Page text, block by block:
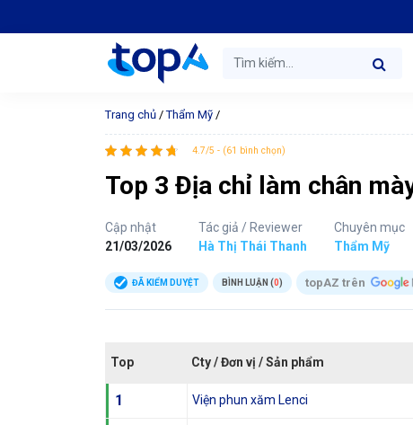
Trang chủ /Thẩm Mỹ /
4.7/5 - (61 bình chọn)
Top 3 Địa chỉ làm chân
Cập nhật
21/03/2026
Tác giả / Reviewer
Hà Thị Thái Thanh
Chuyên mục
Thẩm Mỹ
ĐÃ KIỂM DUYỆT BÌNH LUẬN (0) topAZ trên
Top Cty / Đơn vị / Sản phẩm
1 Viện phun xăm Lenci